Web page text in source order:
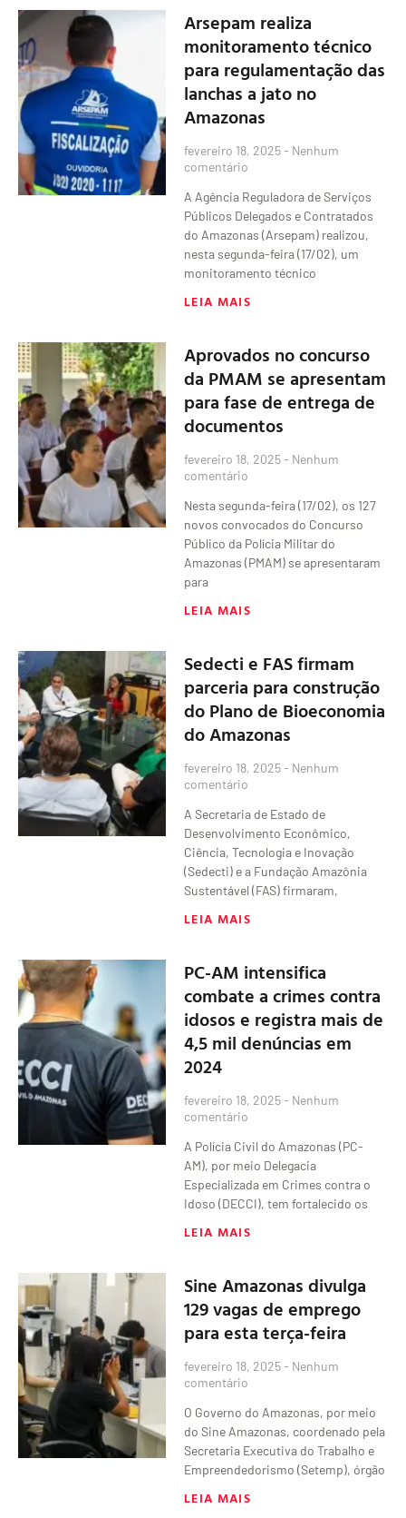
Arsepam realiza
monitoramento técnico
para regulamentação das
lanchas a jato no
Amazonas
fevereiro 18, 2025 Nenhum
comentário
A Agência Reguladora de Serviços
Públicos Delegados e Contratados
do Amazonas (Arsepam) realizou,
nesta segunda-feira (17/02), um
monitoramento técnico
LEIA MAIS
Aprovados no concurso
da PMAM se apresentam
para fase de entrega de
documentos
fevereiro 18, 2025 Nenhum
comentário
Nesta segunda-feira (17/02), os 127
novos convocados do Concurso
Público da Polícia Militar do
Amazonas (PMAM) se apresentaram
para
LEIA MAIS
Sedecti e FAS firmam
parceria para construção
do Plano de Bioeconomia
do Amazonas
fevereiro 18, 2025 Nenhum
comentário
A Secretaria de Estado de
Desenvolvimento Econômico,
Ciência, Tecnologia e Inovação
(Sedecti) e a Fundação Amazônia
Sustentável (FAS) firmaram,
LEIA MAIS
PC-AM intensifica
combate a crimes contra
idosos e registra mais de
4,5 mil denúncias em
2024
fevereiro 18, 2025 Nenhum
comentário
A Polícia Civil do Amazonas (PC-
AM), por meio Delegacia
Especializada em Crimes contra o
Idoso (DECCI), tem fortalecido os
LEIA MAIS
Sine Amazonas divulga
129 vagas de emprego
para esta terça-feira
fevereiro 18, 2025 Nenhum
comentário
O Governo do Amazonas, por meio
do Sine Amazonas, coordenado pela
Secretaria Executiva do Trabalho e
Empreendedorismo (Setemp), órgão
LEIA MAIS